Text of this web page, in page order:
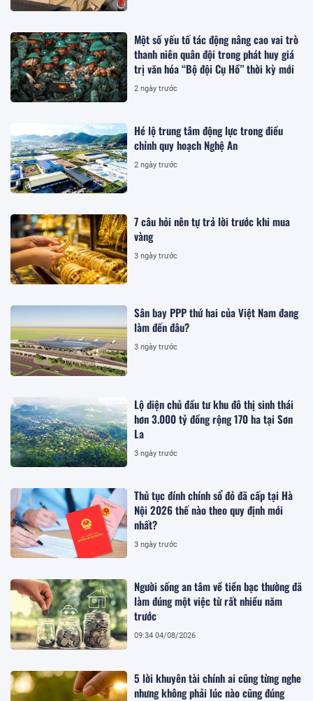
Một số yếu tố tác động nâng cao vai trò
thanh niên quân đội trong phát huy giá
trị văn hóa “Bộ đội Cụ Hồ” thời kỳ mới
2 ngày trước
Hé lộ trung tâm động lực trong điều
chỉnh quy hoạch Nghệ An
2 ngày trước
7 câu hỏi nên tự trả lời trước khi mua
vàng
3 ngày trước
Sân bay PPP thứ hai của Việt Nam đang
làm đến đâu?
3 ngày trước
Lộ diện chủ đầu tư khu đô thị sinh thái
hơn 3.000 tỷ đồng rộng 170 ha tại Sơn
La
3 ngày trước
Thủ tục đính chính sổ đỏ đã cấp tại Hà
Nội 2026 thế nào theo quy định mới
nhất?
3 ngày trước
Người sống an tâm về tiền bạc thường đã
làm đúng một việc từ rất nhiều năm
trước
09:34 04/08/2026
5 lời khuyên tài chính ai cũng từng nghe
nhưng không phải lúc nào cũng đúng